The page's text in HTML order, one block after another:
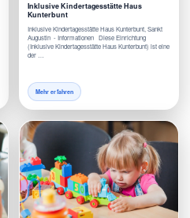
Inklusive Kindertagesstätte Haus
Kunterbunt
Inklusive Kindertagesstätte Haus Kunterbunt, Sankt
Augustin - Informationen Diese Einrichtung
(Inklusive Kindertagesstätte Haus Kunterbunt) ist eine
der …
Mehr erfahren